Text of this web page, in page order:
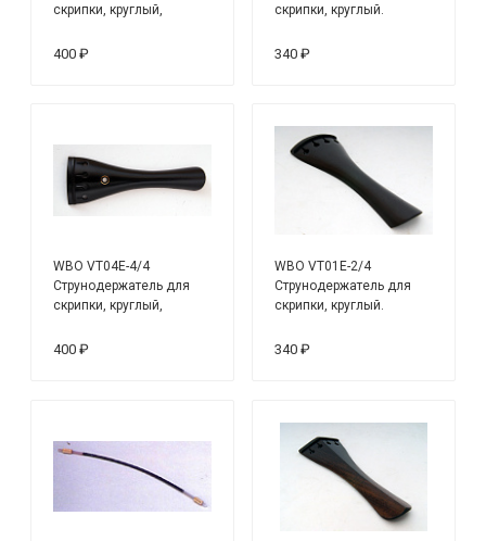
скрипки, круглый,
Материал - палисандр.
400 ₽
скрипки, круглый.
дерево.
340 ₽
WBO VT04E-4/4
Струнодержатель для
скрипки, круглый,
Материал - черное
400 ₽
WBO VT01E-2/4
Струнодержатель для
скрипки, круглый.
дерево.
340 ₽